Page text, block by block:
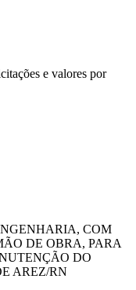
e valores por
COM
DE OBRA, PARA
DO
AREZ/RN